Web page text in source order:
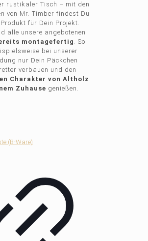
rustikaler Tisch – mit den
von Mr. Timber findest Du
für Dein Projekt.
alle unsere angebotenen
montagefertig . So
bei unserer
nur Dein Päckchen
verbauen und den
Charakter von Altholz
Zuhause genießen.